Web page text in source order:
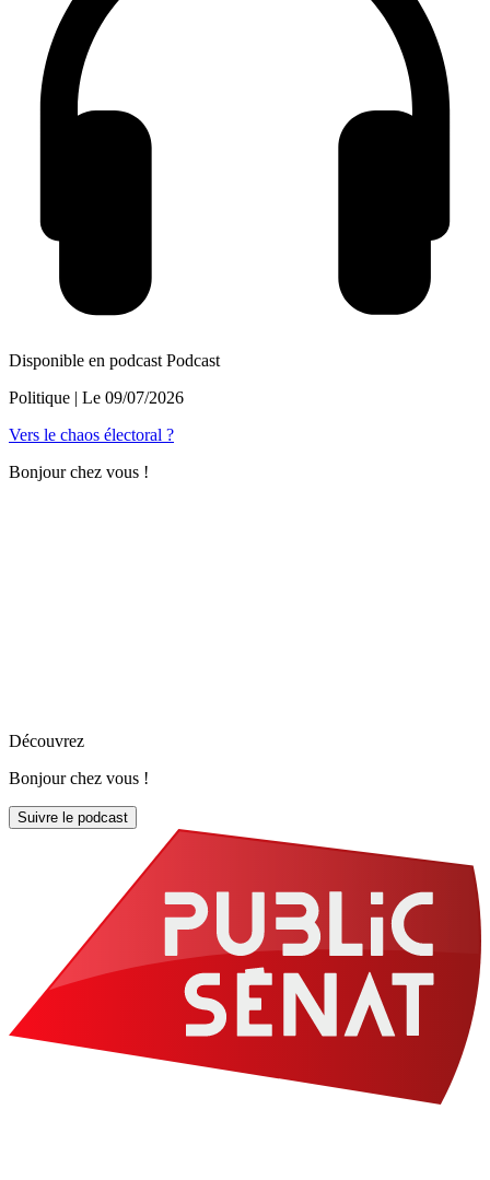
Disponible en podcast Podcast
Politique | Le 09/07/2026
Vers le chaos électoral ?
Bonjour chez vous !
Découvrez
Bonjour chez vous !
Suivre le podcast